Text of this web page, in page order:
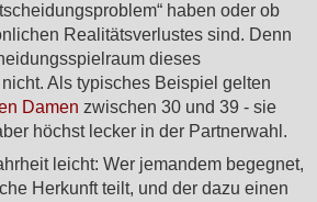
haben oder ob
Realitätsverlustes sind. Denn
dieses
Als typisches Beispiel gelten
Damen zwischen 30 und 39 - sie
höchst lecker in der Partnerwahl.
leicht: Wer jemandem begegnet,
Herkunft teilt, und der dazu einen